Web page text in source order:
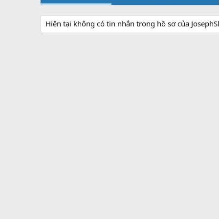
Hiện tại không có tin nhắn trong hồ sơ của